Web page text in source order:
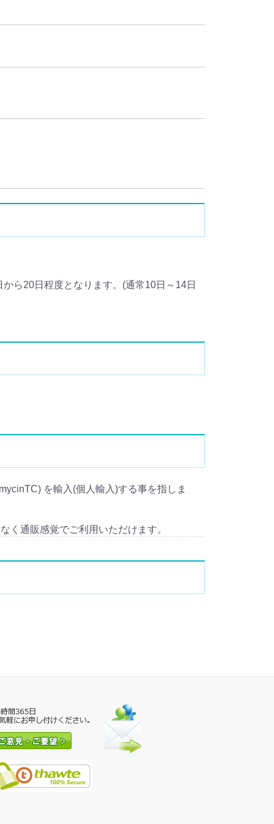
ら20日程度となります。(通常10日～14日
を輸入(個人輸入)する事を指しま
く通販感覚でご利用いただけます。